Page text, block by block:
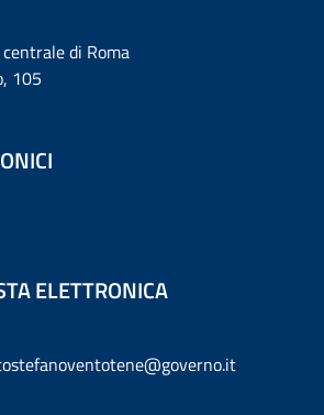
di Roma
105
ELETTRONICA